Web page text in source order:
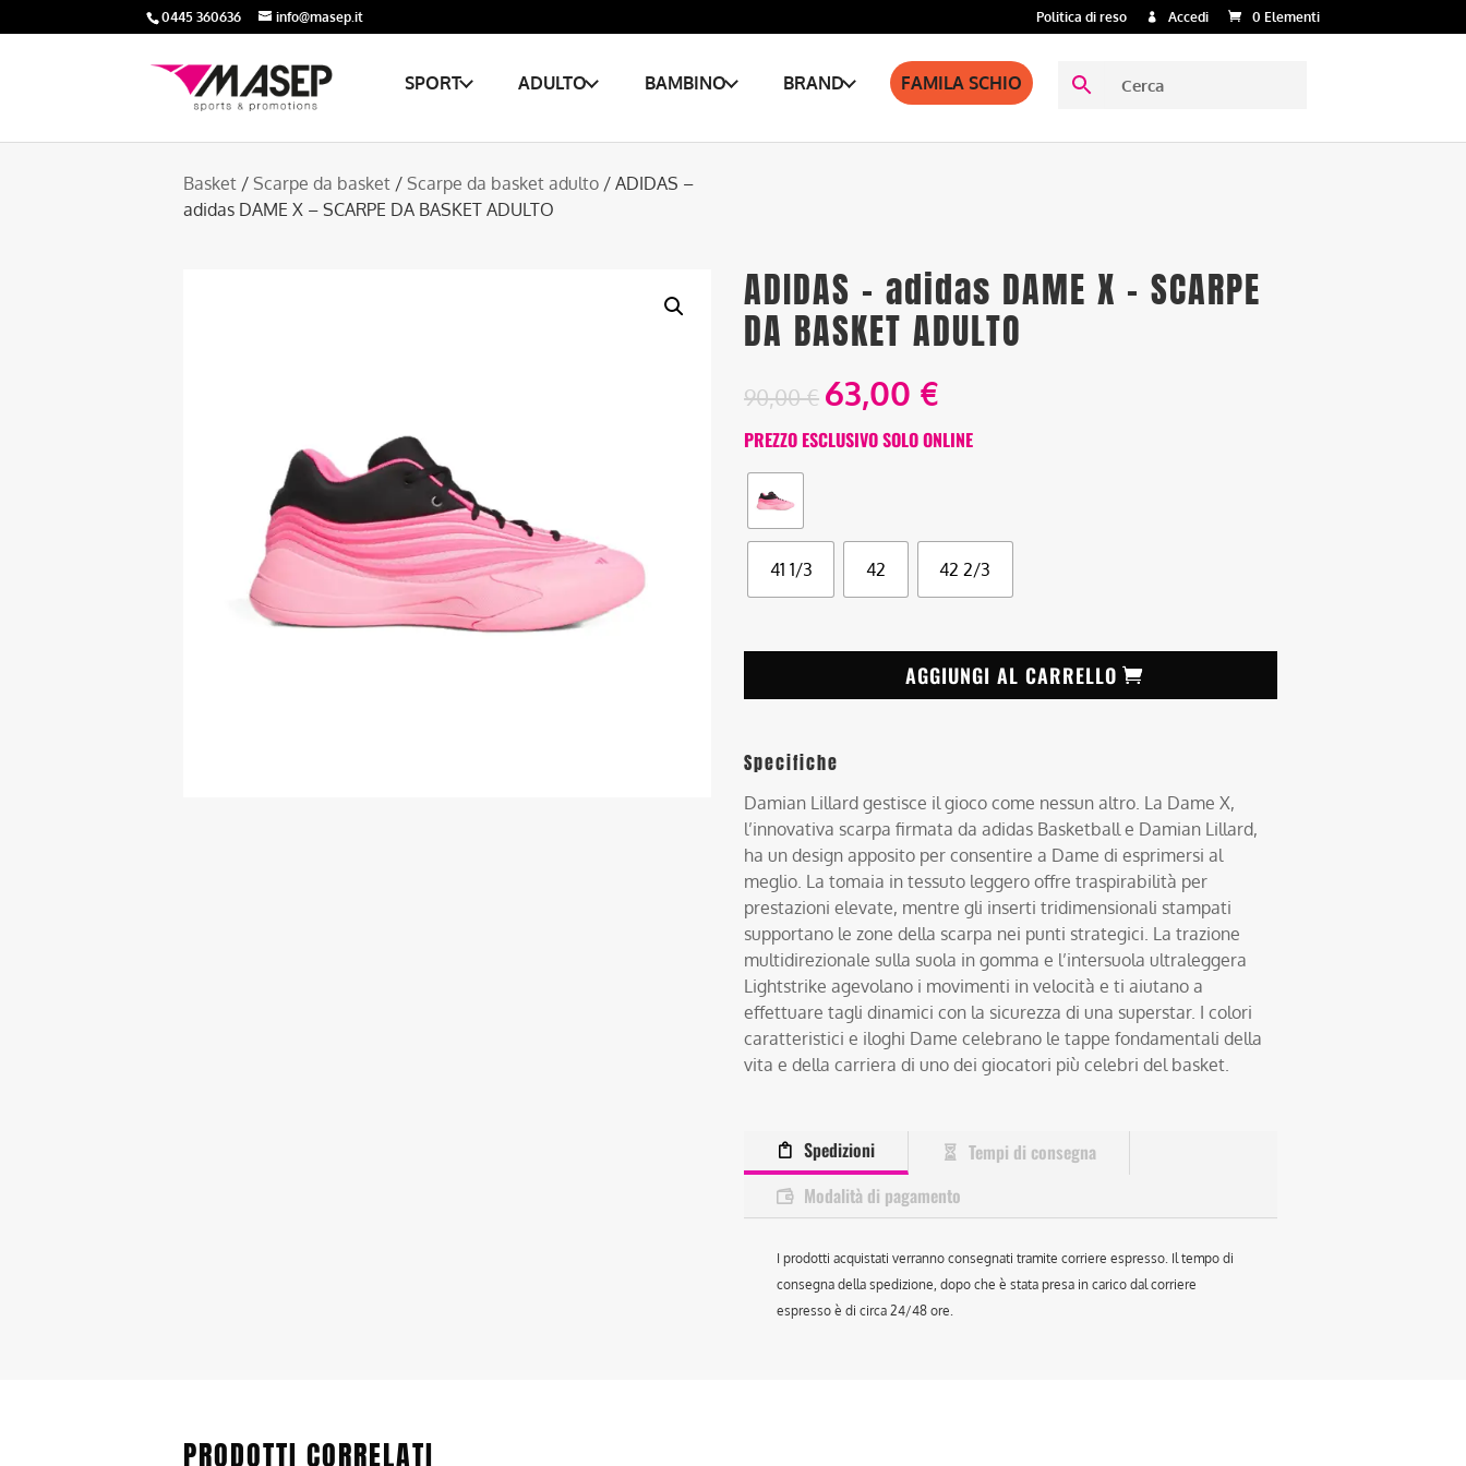
0445 360636 info@masep.it Politica di reso Accedi 0 Elementi
SPORT ADULTO BAMBINO BRAND FAMILA SCHIO
Basket / Scarpe da basket / Scarpe da basket adulto / ADIDAS –
adidas DAME X – SCARPE DA BASKET ADULTO
ADIDAS – adidas DAME X – SCARPE
DA BASKET ADULTO
90,00€ 63,00 €
PREZZO ESCLUSIVO SOLO ONLINE
41 1/3 42 42 2/3
AGGIUNGI AL CARRELLO
Specifiche
Damian Lillard gestisce il gioco come nessun altro. La Dame X,
l’innovativa scarpa firmata da adidas Basketball e Damian Lillard,
ha un design apposito per consentire a Dame di esprimersi al
meglio. La tomaia in tessuto leggero offre traspirabilità per
prestazioni elevate, mentre gli inserti tridimensionali stampati
supportano le zone della scarpa nei punti strategici. La trazione
multidirezionale sulla suola in gomma e l’intersuola ultraleggera
Lightstrike agevolano i movimenti in velocità e ti aiutano a
effettuare tagli dinamici con la sicurezza di una superstar. I colori
caratteristici e iloghi Dame celebrano le tappe fondamentali della
vita e della carriera di uno dei giocatori più celebri del basket.
Spedizioni
Tempi di consegna
Modalità di pagamento
I prodotti acquistati verranno consegnati tramite corriere espresso. Il tempo di
consegna della spedizione, dopo che è stata presa in carico dal corriere
espresso è di circa 24/48 ore.
PRODOTTI CORRELATI